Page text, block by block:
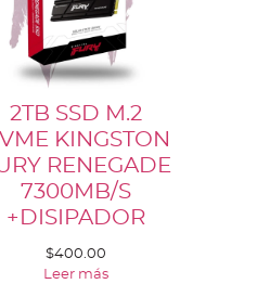
2TB SSD M.2
KINGSTON
RENEGADE
7300MB/S
+DISIPADOR
$400.00
Leer más